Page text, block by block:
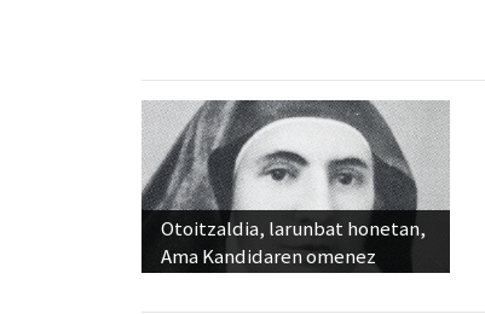
Otoitzaldia, larunbat honetan,
Ama Kandidaren omenez